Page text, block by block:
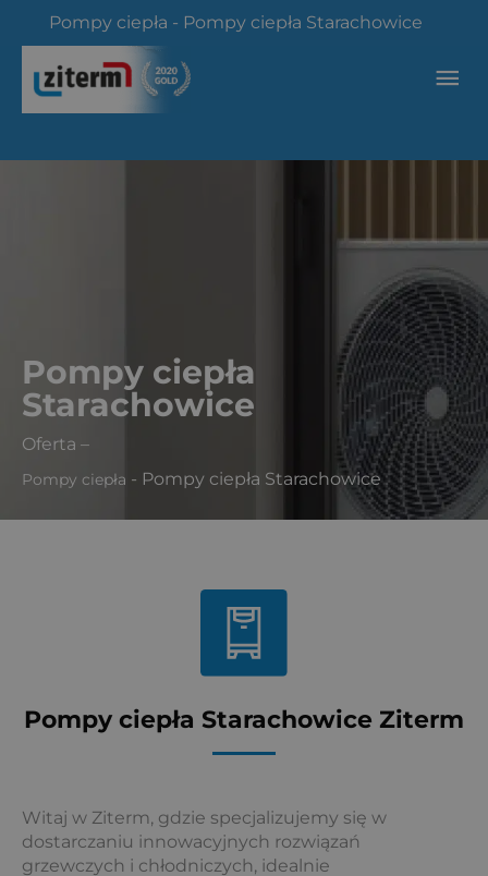
Pompy ciepła - Pompy ciepła Starachowice
Pompy ciepła
Starachowice
Oferta –
Pompy ciepła - Pompy ciepła Starachowice
Pompy ciepła Starachowice Ziterm
Witaj w Ziterm, gdzie specjalizujemy się w
dostarczaniu innowacyjnych rozwiązań
grzewczych i chłodniczych, idealnie